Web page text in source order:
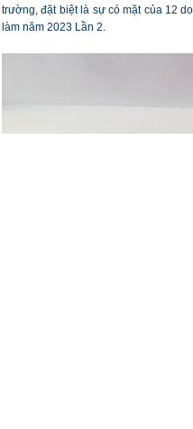
trường, đặt biệt là sự có mặt của 12
làm năm 2023 Lần 2.